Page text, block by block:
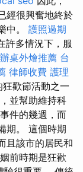
經很興奮地終於
中。 護照過期
許多情況下，服
辦桌外燴推薦 台
律師收費 護理
歡節活動之一
並幫助維持科
件的幾週，而
期。 這個時期
且該市的居民和
前時期是狂歡